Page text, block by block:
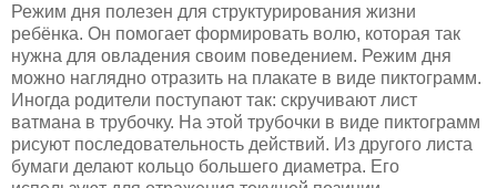
Режим дня полезен для структурирования жизни
ребёнка. Он помогает формировать волю, которая так
нужна для овладения своим поведением. Режим дня
можно наглядно отразить на плакате в виде пиктограмм.
Иногда родители поступают так: скручивают лист
ватмана в трубочку. На этой трубочки в виде пиктограмм
рисуют последовательность действий. Из другого листа
бумаги делают кольцо большего диаметра. Его